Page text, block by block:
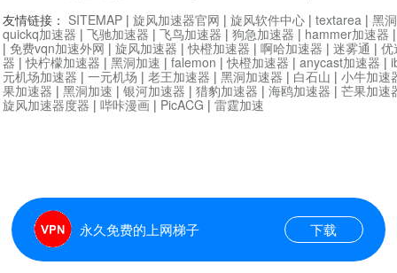
永久免费的上网梯子 下载
友情链接： SITEMAP | 旋风加速器官网 | 旋风软件中心 | textarea | 黑
quickq加速器 | 飞驰加速器 | 飞鸟加速器 | 狗急加速器 | hammer加速器
| 免费vqn加速外网 | 旋风加速器 |快橙加速器 | 啊哈加速器 | 迷雾通 | 优
器 |快柠檬加速器 | 黑洞加速 | falemon |快橙加速器 | anycast加速器 |
元机场加速器 | 一元机场 | 老王加速器 | 黑洞加速器 | 白石山 | 小牛加速
果加速器 | 黑洞加速 | 银河加速器 | 猎豹加速器 | 海鸥加速器 | 芒果加速
旋风加速器度器 | 哔咔漫画 | PicACG | 雷霆加速